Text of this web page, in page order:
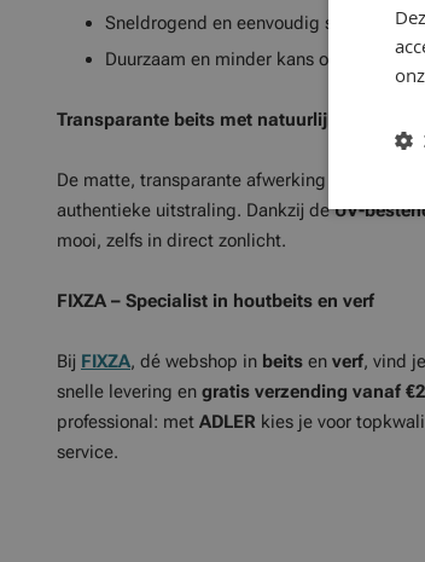
Sneldrogend en eenvoudig
Duurzaam en minder kans op vergeling
Transparante beits met natuurlijk effect
De matte, transparante afwerking benadrukt
authentieke uitstraling. Dankzij deUV-
mooi, zelfs in direct zonlicht.
FIXZA – Specialist in houtbeits en verf
Bij FIXZA, dé webshop in beits en verf, vind
snelle levering en gratis verzending vanaf
professional: met ADLER kies je voor
service.